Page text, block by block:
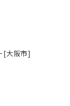
[大阪市]